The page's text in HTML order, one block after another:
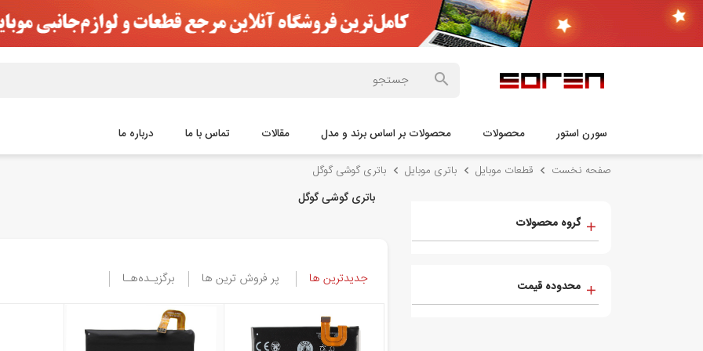
سورن استور محصولات محصولات بر اساس برند و مدل مقالات تماس با ما درباره ما
صفحه نخست قطعات موبایل باتری موبایل باتری گوشی گوگل
گروه محصولات
محدوده قیمت
باتری گوشی گوگل
جدیدترین ها پر فروش ترین ها برگزیـده‌هـا